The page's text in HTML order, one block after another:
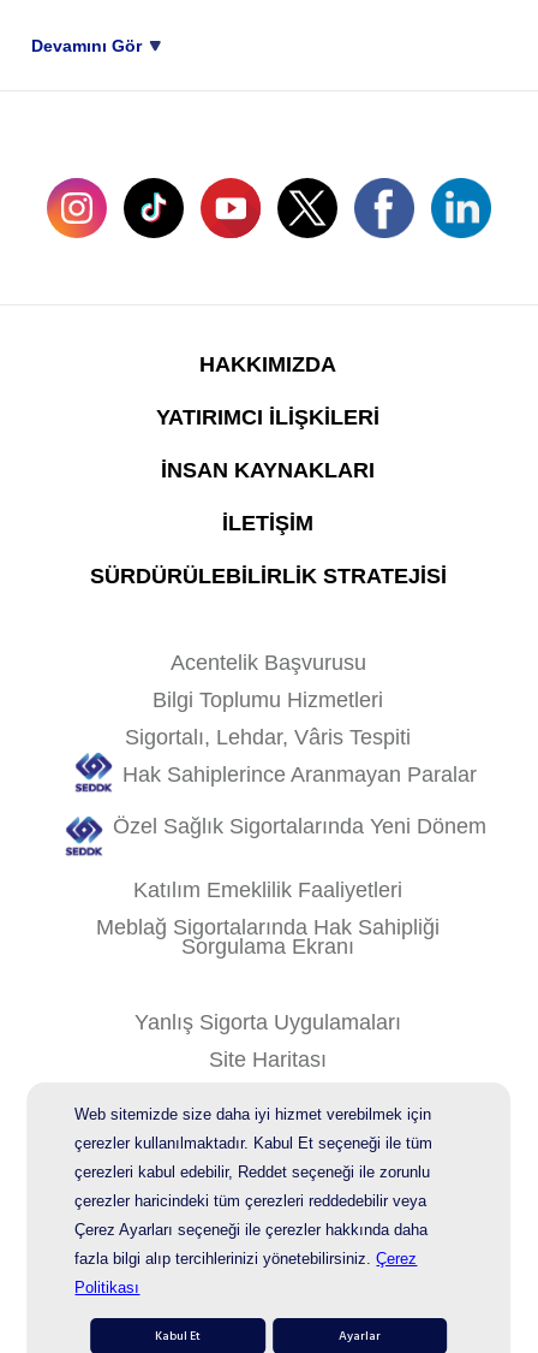
Web sitemizde size daha iyi hizmet verebilmek için
çerezler kullanılmaktadır. Kabul Et seçeneği ile tüm
çerezleri kabul edebilir, Reddet seçeneği ile zorunlu
çerezler haricindeki tüm çerezleri reddedebilir veya
Çerez Ayarları seçeneği ile çerezler hakkında daha
fazla bilgi alıp tercihlerinizi yönetebilirsiniz.Çerez
Politikası
Kabul Et Ayarlar
Devamını Gör
HAKKIMIZDA
YATIRIMCI İLİŞKİLERİ
İNSAN KAYNAKLARI
İLETİŞİM
SÜRDÜRÜLEBİLİRLİK STRATEJİSİ
Acentelik Başvurusu
Bilgi Toplumu Hizmetleri
Sigortalı, Lehdar, Vâris Tespiti
Hak Sahiplerince Aranmayan Paralar
Özel Sağlık Sigortalarında Yeni Dönem
Katılım Emeklilik Faaliyetleri
Meblağ Sigortalarında Hak Sahipliği
Sorgulama Ekranı
Yanlış Sigorta Uygulamaları
Site Haritası
Bilgi Güvenliği Politikası
© 2026 AgeSA